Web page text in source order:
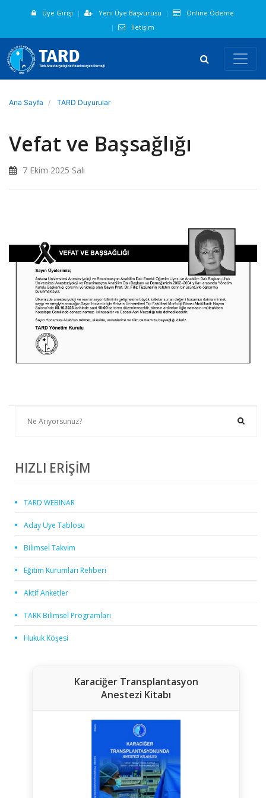
Üye Girişi Yeni Üye Başvurusu
Online Ödeme
İletişim
Ana Sayfa TARD Duyurular
Vefat ve Başsağlığı
7 Ekim 2025 Salı
HIZLI ERİŞİM
TARD WEBINAR
Aday Üye Tablosu
Bilimsel Takvim
Eğitim Kurumları Rehberi
Aktif Anketler
TARK Bilimsel Programları
Hukuk Köşesi
Karaciğer Transplantasyon
Anestezi Kitabı